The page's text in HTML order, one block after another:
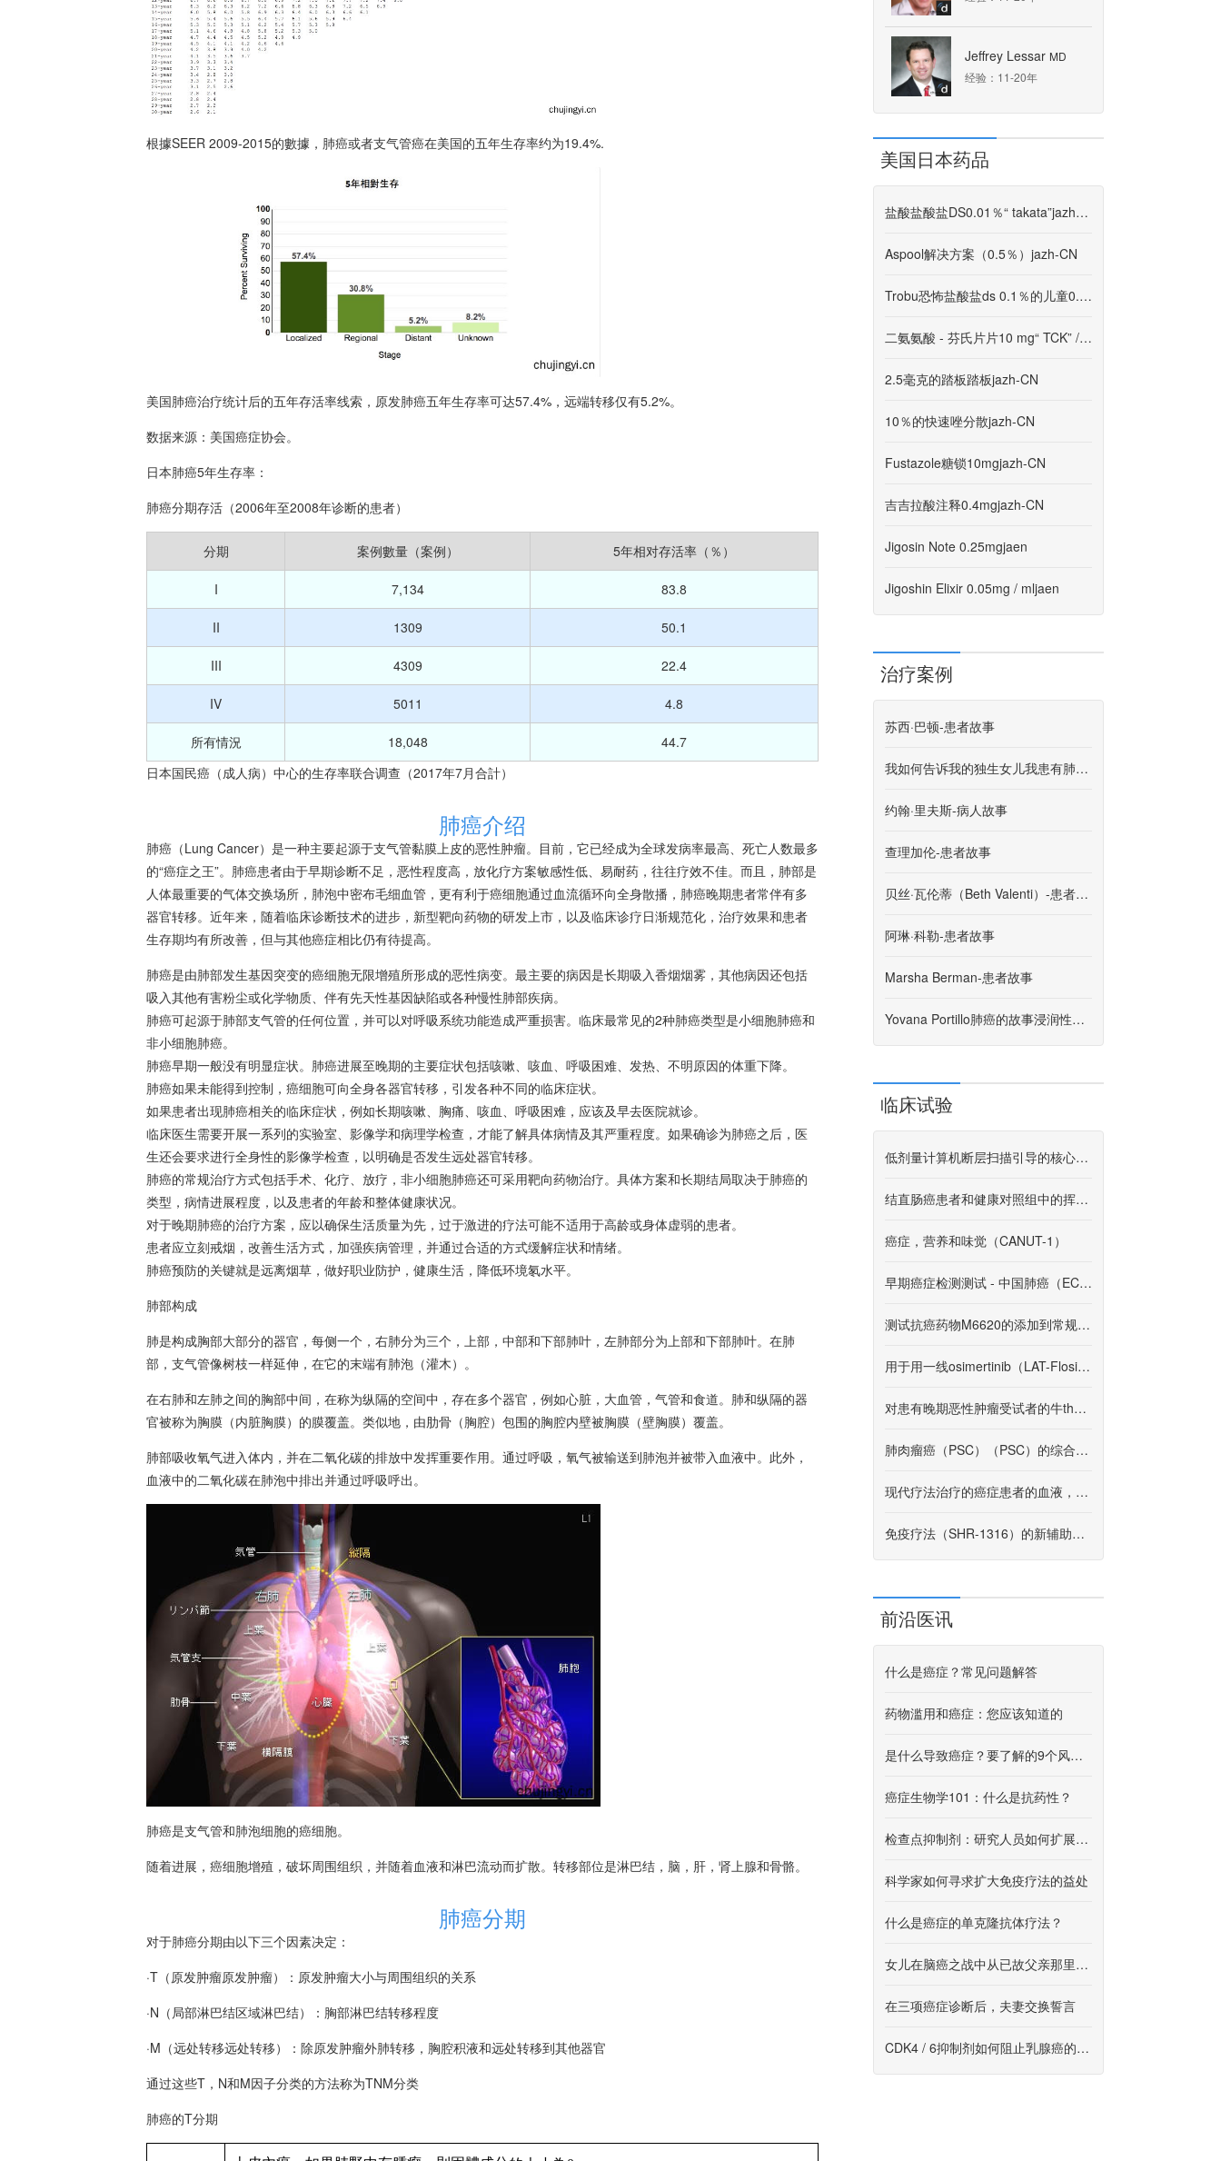
根據SEER 2009-2015的數據，肺癌或者支气管癌在美国的五年生存率约为19.4%.
美国肺癌治疗统计后的五年存活率线索，原发肺癌五年生存率可达57.4%，远端转移仅有5.2%。
数据来源：美国癌症协会。
日本肺癌5年生存率：
肺癌分期存活（2006年至2008年诊断的患者）
分期 案例數量（案例） 5年相对存活率（％）
I 7,134 83.8
II 1309 50.1
III 4309 22.4
IV 5011 4.8
所有情況 18,048
44.7
日本国民癌（成人病）中心的生存率联合调查（2017年7月合計）
肺癌介绍
肺癌（Lung Cancer）是一种主要起源于支气管黏膜上皮的恶性肿瘤。目前，它已经成为全球发病率最高、死亡人数最多
的“癌症之王”。肺癌患者由于早期诊断不足，恶性程度高，放化疗方案敏感性低、易耐药，往往疗效不佳。而且，肺部是
人体最重要的气体交换场所，肺泡中密布毛细血管，更有利于癌细胞通过血流循环向全身散播，肺癌晚期患者常伴有多
器官转移。近年来，随着临床诊断技术的进步，新型靶向药物的研发上市，以及临床诊疗日渐规范化，治疗效果和患者
生存期均有所改善，但与其他癌症相比仍有待提高。
肺癌是由肺部发生基因突变的癌细胞无限增殖所形成的恶性病变。最主要的病因是长期吸入香烟烟雾，其他病因还包括
吸入其他有害粉尘或化学物质、伴有先天性基因缺陷或各种慢性肺部疾病。
肺癌可起源于肺部支气管的任何位置，并可以对呼吸系统功能造成严重损害。临床最常见的2种肺癌类型是小细胞肺癌和
非小细胞肺癌。
肺癌早期一般没有明显症状。肺癌进展至晚期的主要症状包括咳嗽、咳血、呼吸困难、发热、不明原因的体重下降。
肺癌如果未能得到控制，癌细胞可向全身各器官转移，引发各种不同的临床症状。
如果患者出现肺癌相关的临床症状，例如长期咳嗽、 胸痛 、咳血、呼吸困难，应该及早去医院就诊。
临床医生需要开展一系列的实验室、影像学和病理学检查，才能了解具体病情及其严重程度。如果确诊为肺癌之后，医
生还会要求进行全身性的影像学检查，以明确是否发生远处器官转移。
肺癌的常规治疗方式包括手术、化疗、放疗，非小细胞肺癌还可采用靶向药物治疗。具体方案和长期结局取决于肺癌的
类型，病情进展程度，以及患者的年龄和整体健康状况。
对于晚期肺癌的治疗方案，应以确保生活质量为先，过于激进的疗法可能不适用于高龄或身体虚弱的患者。
患者应立刻戒烟，改善生活方式，加强疾病管理，并通过合适的方式缓解症状和情绪。
肺癌预防的关键就是远离烟草，做好职业防护，健康生活，降低环境氡水平。
肺部构成
肺是构成胸部大部分的器官，每侧一个，右肺分为三个，上部，中部和下部肺叶，左肺部分为上部和下部肺叶。在肺
部，支气管像树枝一样延伸，在它的末端有肺泡（灌木）。
在右肺和左肺之间的胸部中间，在称为纵隔的空间中，存在多个器官，例如心脏，大血管，气管和食道。肺和纵隔的器
官被称为胸膜（内脏胸膜）的膜覆盖。类似地，由肋骨（胸腔）包围的胸腔内壁被胸膜（壁胸膜）覆盖。
肺部吸收氧气进入体内，并在二氧化碳的排放中发挥重要作用。通过呼吸，氧气被输送到肺泡并被带入血液中。此外，
血液中的二氧化碳在肺泡中排出并通过呼吸呼出。
肺癌是支气管和肺泡细胞的癌细胞。
随着进展，癌细胞增殖，破坏周围组织，并随着血液和淋巴流动而扩散。转移部位是淋巴结，脑，肝，肾上腺和骨骼。
肺癌分期
对于肺癌分期由以下三个因素决定：
·T（原发肿瘤原发肿瘤）：原发肿瘤大小与周围组织的关系
·N（局部淋巴结区域淋巴结）：胸部淋巴结转移程度
·M（远处转移远处转移）：除原发肿瘤外肺转移，胸腔积液和远处转移到其他器官
通过这些T，N和M因子分类的方法称为TNM分类
肺癌的T分期
Jeffrey Lessar MD
经验：11-20年
美国日本药品
盐酸盐酸盐DS0.01％“ takata”jazh-CN
Aspool解决方案（0.5％）jazh-CN
Trobu恐怖盐酸盐ds 0.1％的儿童0.1％“ takata”jazh-CN
二氨氨酸 - 芬氏片片10 mg“ TCK” / 10％“ TCK”jazh-CN
2.5毫克的踏板踏板jazh-CN
10％的快速唑分散jazh-CN
Fustazole糖锁10mgjazh-CN
吉吉拉酸注释0.4mgjazh-CN
Jigosin Note 0.25mgjaen
Jigoshin Elixir 0.05mg / mljaen
治疗案例
苏西·巴顿-患者故事
我如何告诉我的独生女儿我患有肺癌。
约翰·里夫斯-病人故事
查理加伦-患者故事
贝丝·瓦伦蒂（Beth Valenti）-患者故事
阿琳·科勒-患者故事
Marsha Berman-患者故事
Yovana Portillo肺癌的故事浸润性黏液腺癌（IMA），1B期
临床试验
低剂量计算机断层扫描引导的核心针头活检的肺结节
结直肠癌患者和健康对照组中的挥发性有机化合物（VOC）谱。
癌症，营养和味觉（CANUT-1）
早期癌症检测测试 - 中国肺癌（ECLC）
测试抗癌药物M6620的添加到常规治疗（卡铂和吉西他滨）和pembrolizumab的晚期鳞状细胞非小细胞肺癌的患者
用于用一线osimertinib（LAT-Flosi）处理的少殖民NSCLC的LAT
对患有晚期恶性肿瘤受试者的牛thotinib的研究
肺肉瘤癌（PSC）（PSC）的综合分析
现代疗法治疗的癌症患者的血液，唾液和尿液的拉曼光谱的临床研究
免疫疗法（SHR-1316）的新辅助治疗可切除的食管鳞状细胞癌（Nation1907II）
前沿医讯
什么是癌症？常见问题解答
药物滥用和癌症：您应该知道的
是什么导致癌症？要了解的9个风险因素
癌症生物学101：什么是抗药性？
检查点抑制剂：研究人员如何扩展这种形式的免疫疗法
科学家如何寻求扩大免疫疗法的益处
什么是癌症的单克隆抗体疗法？
女儿在脑癌之战中从已故父亲那里汲取力量
在三项癌症诊断后，夫妻交换誓言
CDK4 / 6抑制剂如何阻止乳腺癌的生长？